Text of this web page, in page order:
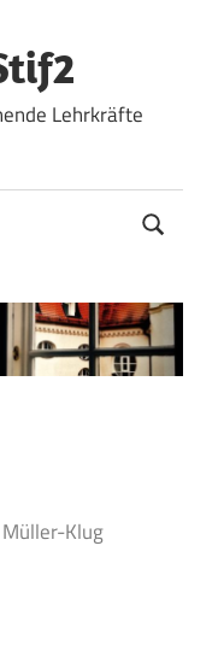
Lehrkräfte
Klug